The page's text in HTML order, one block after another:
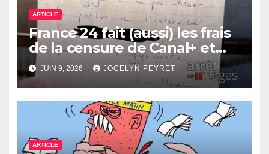
ARTICLE
France 24 fait (aussi) les frais
de la censure de Canal+ et
Bolloré
JUIN 9, 2026 JOCELYN PEYRET
ARTICLE